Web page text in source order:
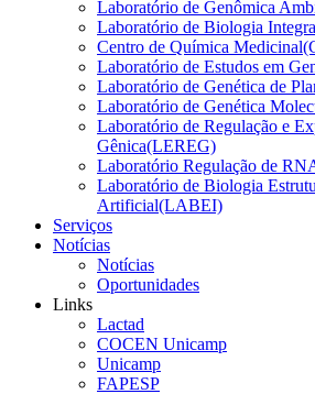
Laboratório de Genômica
Laboratório de Biologia
Centro de Química
Laboratório de Estudos em
Laboratório de Genética de
Laboratório de Genética
Laboratório de Regulação e
Gênica(LEREG)
Laboratório Regulação de
Laboratório de Biologia
Artificial(LABEI)
Serviços
Notícias
Notícias
Oportunidades
Links
Lactad
COCEN Unicamp
Unicamp
FAPESP